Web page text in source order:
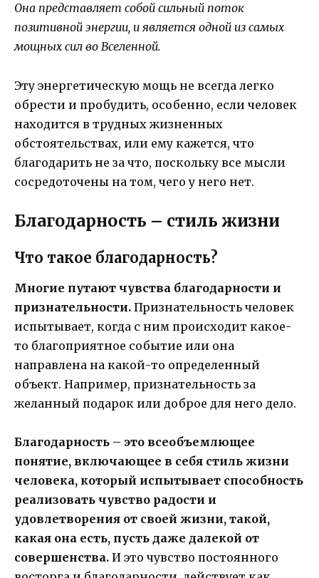
Она представляет собой сильный поток
позитивной энергии, и является одной из самых
мощных сил во Вселенной.
Эту энергетическую мощь не всегда легко
обрести и пробудить, особенно, если человек
находится в трудных жизненных
обстоятельствах, или ему кажется, что
благодарить не за что, поскольку все мысли
сосредоточены на том, чего у него нет.
Благодарность – стиль жизни
Что такое благодарность?
Многие путают чувства благодарности и
признательности. Признательность человек
испытывает, когда с ним происходит какое-
то благоприятное событие или она
направлена на какой-то определенный
объект. Например, признательность за
желанный подарок или доброе для него дело.
Благодарность – это всеобъемлющее
понятие, включающее в себя стиль жизни
человека, который испытывает способность
реализовать чувство радости и
удовлетворения от своей жизни, такой,
какая она есть, пусть даже далекой от
совершенства. И это чувство постоянного